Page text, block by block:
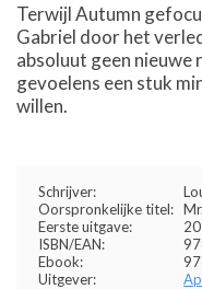
Terwijl Autumn
Gabriel door het
absoluut geen nieuwe
gevoelens een stuk
willen.
Schrijver:
Oorspronkelijke titel:
Eerste uitgave:
ISBN/EAN:
Ebook:
Uitgever: